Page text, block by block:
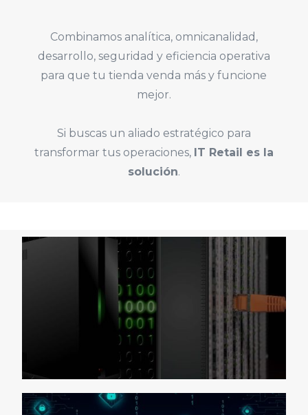
Combinamos analítica, omnicanalidad,
desarrollo, seguridad y eficiencia operativa
para que tu tienda venda más y funcione
mejor.
Si buscas un aliado estratégico para
transformar tus operaciones, IT Retail es la
solución.